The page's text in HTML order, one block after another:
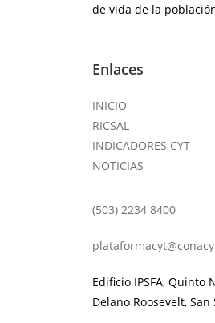
de vida de la
Enlaces
INICIO
RICSAL
INDICADORES CYT
NOTICIAS
(503) 2234 8400
Edificio IPSFA, Quinto
Delano Roosevelt, San